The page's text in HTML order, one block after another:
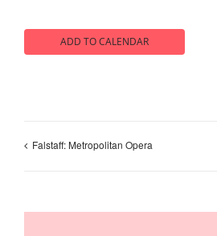
ADD TO CALENDAR
Falstaff: Metropolitan Opera